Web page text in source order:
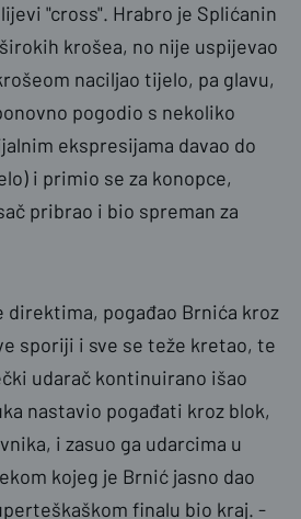
"cross". Hrabro je Splićanin
krošea, no nije uspijevao
naciljao tijelo, pa glavu,
pogodio s nekoliko
ekspresijama davao do
i primio se za konopce,
pribrao i bio spreman za
direktima, pogađao Brnića kroz
sporiji i sve se teže kretao, te
udarač kontinuirano išao
nastavio pogađati kroz blok,
i zasuo ga udarcima u
kojeg je Brnić jasno dao
finalu bio kraj. -